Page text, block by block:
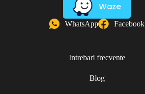
Waze
WhatsApp Facebook
Intrebari frecvente
Blog